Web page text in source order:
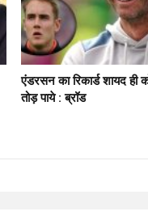
एंडरसन का रिकार्ड शायद ही
तोड़ पाये : ब्रॉड